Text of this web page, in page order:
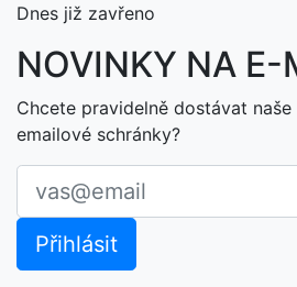
Dnes již zavřeno
NOVINKY NA E-
Chcete pravidelně dostávat
emailové schránky?